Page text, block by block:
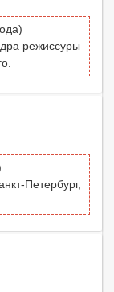
режиссуры
Петербург,